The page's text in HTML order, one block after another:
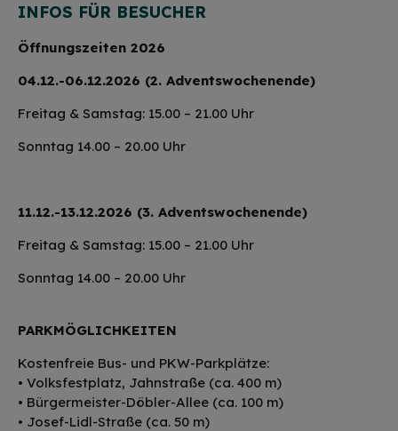
INFOS FÜR BESUCHER
Öffnungszeiten 2026
04.12.-06.12.2026 (2. Adventswochenende)
Freitag & Samstag: 15.00 – 21.00 Uhr
Sonntag 14.00 – 20.00 Uhr
11.12.-13.12.2026 (3. Adventswochenende)
Freitag & Samstag: 15.00 – 21.00 Uhr
Sonntag 14.00 – 20.00 Uhr
PARKMÖGLICHKEITEN
Kostenfreie Bus- und PKW-Parkplätze:
• Volksfestplatz, Jahnstraße (ca. 400 m)
• Bürgermeister-Döbler-Allee (ca. 100 m)
• Josef-Lidl-Straße (ca. 50 m)